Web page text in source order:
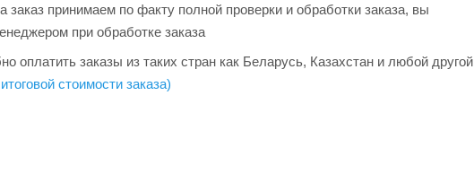
принимаем по факту полной проверки и обработки заказа, вы
при обработке заказа
оплатить заказы из таких стран как Беларусь, Казахстан и любой другой
стоимости заказа)